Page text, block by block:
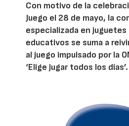
Con motivo de la
Juego el 28 de mayo, la
especializada en
educativos se suma a
al juego impulsado por la
‘Elige jugar todos los días’.